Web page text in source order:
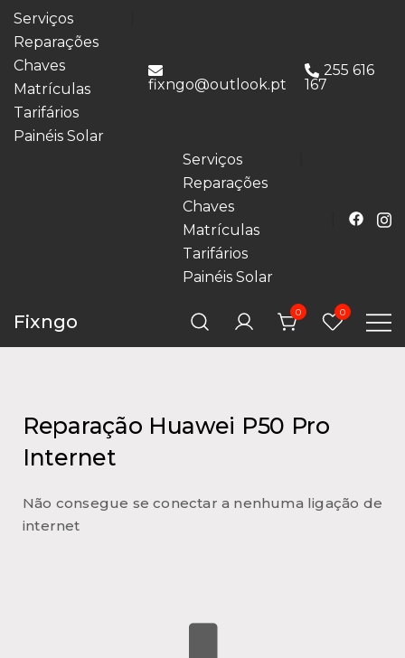
Serviços
Reparações
Chaves
Matrículas
Tarifários
Painéis Solar
fixngo@outlook.pt
255 616
167
Serviços
Reparações
Chaves
Matrículas
Tarifários
Painéis Solar
Fixngo 0 0
Reparação Huawei P50 Pro
Internet
Não consegue se conectar a nenhuma ligação de
internet